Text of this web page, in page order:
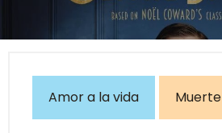
Amor a la vida Muerte